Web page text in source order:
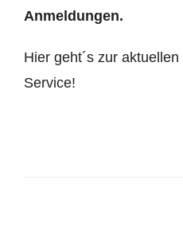
Anmeldungen.
Hier geht´s zur aktuellen
Service!